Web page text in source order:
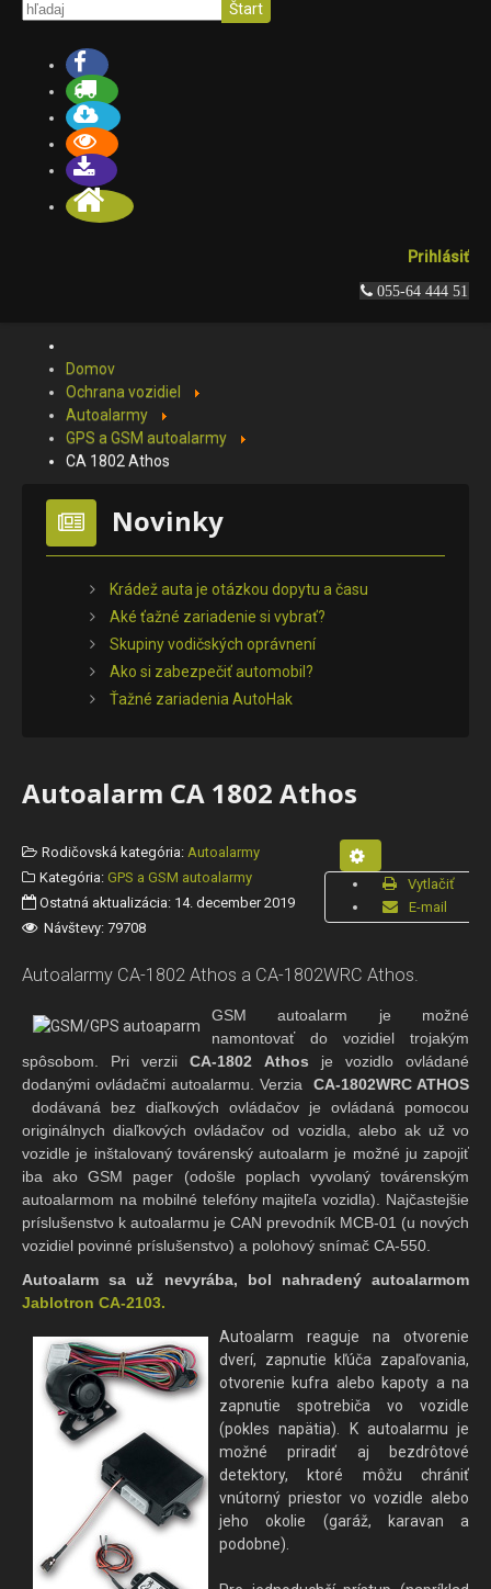
Štart
Prihlásiť
055-64 444 51
Domov
Ochrana vozidiel
Autoalarmy
GPS a GSM autoalarmy
CA 1802 Athos
Novinky
Krádež auta je otázkou dopytu a času
Aké ťažné zariadenie si vybrať?
Skupiny vodičských oprávnení
Ako si zabezpečiť automobil?
Ťažné zariadenia AutoHak
Autoalarm CA 1802 Athos
Vytlačiť
E-mail
Rodičovská kategória: Autoalarmy
Kategória: GPS a GSM autoalarmy
Ostatná aktualizácia: 14. december 2019
Návštevy: 79708
Autoalarmy CA-1802 Athos a CA-1802WRC Athos.
GSM autoalarm je možné
namontovať do vozidiel trojakým
spôsobom. Pri verziiCA-1802 Athos je vozidlo ovládané
dodanými ovládačmi autoalarmu. Verzia CA-1802WRC ATHOS
dodávaná bez diaľkových ovládačov je ovládaná pomocou
originálnych diaľkových ovládačov od vozidla, alebo ak už vo
vozidle je inštalovaný továrenský autoalarm je možné ju zapojiť
iba ako GSM pager (odošle poplach vyvolaný továrenským
autoalarmom na mobilné telefóny majiteľa vozidla). Najčastejšie
príslušenstvo k autoalarmu je CAN prevodník MCB-01 (u nových
vozidiel povinné príslušenstvo) a polohový snímač CA-550.
Autoalarm sa už nevyrába, bol nahradený autoalarmom
Jablotron CA-2103.
Autoalarm reaguje na otvorenie
dverí, zapnutie kľúča zapaľovania,
otvorenie kufra alebo kapoty a na
zapnutie spotrebiča vo vozidle
(pokles napätia). K autoalarmu je
možné priradiť aj bezdrôtové
detektory, ktoré môžu chrániť
vnútorný priestor vo vozidle alebo
jeho okolie (garáž, karavan a
podobne).